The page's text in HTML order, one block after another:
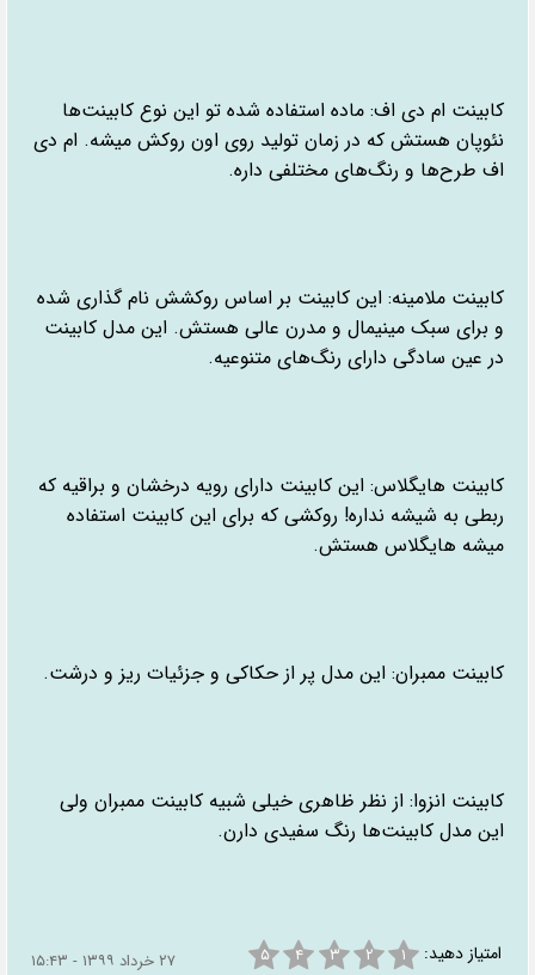
کابینت ام دی اف: ماده استفاده شده تو این نوع کابینت‌ها
نئوپان هستش که در زمان تولید روی اون روکش میشه. ام دی
اف طرح‌ها و رنگ‌های مختلفی داره.
کابینت ملامینه: این کابینت بر اساس روکشش نام گذاری شده
و برای سبک مینیمال و مدرن عالی هستش. این مدل کابینت
در عین سادگی دارای رنگ‌های متنوعیه.
کابینت هایگلاس: این کابینت دارای رویه درخشان و براقیه که
ربطی به شیشه نداره! روکشی که برای این کابینت استفاده
میشه هایگلاس هستش.
کابینت ممبران: این مدل پر از حکاکی و جزئیات ریز و درشت.
کابینت انزوا: از نظر ظاهری خیلی شبیه کابینت ممبران ولی
این مدل کابینت‌ها رنگ سفیدی دارن.
امتیاز دهید: ۱ ۲ ۳ ۴ ۵ ۲۷ خرداد ۱۳۹۹ - ۱۵:۴۳